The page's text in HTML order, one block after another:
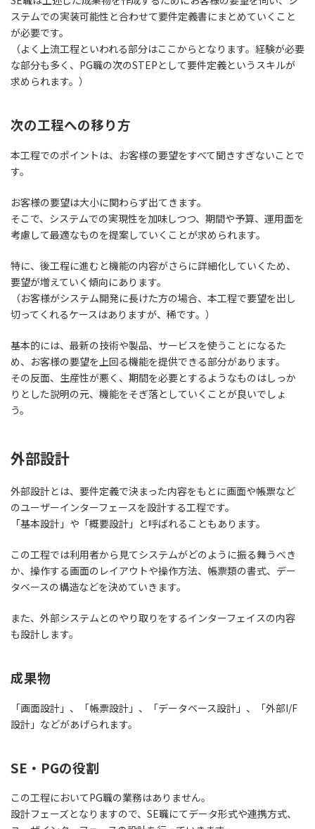
ステムでの実装可能性と合わせて要件定義書にまとめていくこと
が必要です。
（よく上流工程といわれる部分はここからとなります。経験が必要
な部分も多く、PG職の次のSTEPとして要件定義というスキルが
求められます。）
次の工程への移り方
本工程でのポイントは、 お客様の要望をすべて聞きすぎないことで
す。
お客様の要望は大小に関わらず出てきます。
そこで、システムでの実現性を加味しつつ、期間や予算、運用面を
考慮して最適なものを提案していくことが求められます。
特に、後工程に進むと機能の内容がさらに詳細化していくため、
要望が増えていく傾向にあります。
（お客様がシステム開発に長けた方の場合、本工程で要望を出し
切ってくれるケースはありますが、稀です。）
基本的には、最新の技術や製品、サービスを使うことになるた
め、お客様の要望を上回る機能を提供できる部分があります。
その反面、生産性が悪く、期間を必要とするようなものはしっか
りとした説明の元、機能をそぎ落としていくことが良いでしょ
う。
外部設計
外部設計とは、 要件定義で決まった内容をもとに画面や帳票など
のユーザーインターフェースを設計する工程です。
「基本設計」や「概要設計」と呼ばれることもあります。
この工程では利用者から見てシステムがどのように振る舞うべき
か、操作する画面のレイアウトや操作方法、帳票類の書式、デー
タベースの構造などを決めていきます。
また、外部システムとのやり取りをするインターフェイスの内容
も設計します。
成果物
「画面設計」、「帳票設計」、「データベース設計」、「外部I/F
設計」などがあげられます。
SE・PGの役割
この工程においてPG職の業務はありません。
設計フェーズとなりますので、SE職にてデータ形式や連携方式、